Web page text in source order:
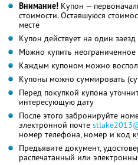
Внимание! Купон —
стоимости. Оставшуюся
месте
Купон действует на один заезд
Можно купить неограниченное
Каждым купоном можно
Купоны можно суммировать
Перед покупкой купона
интересующую дату
После этого забронируйте
электронной почте
номер телефона, номер и код
Предъявите документ,
распечатанный или